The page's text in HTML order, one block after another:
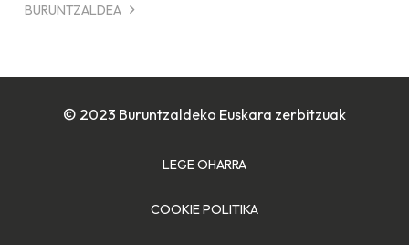
BURUNTZALDEA
© 2023 Buruntzaldeko Euskara zerbitzuak
LEGE OHARRA
COOKIE POLITIKA